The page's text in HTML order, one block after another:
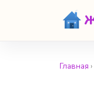
Главная ›